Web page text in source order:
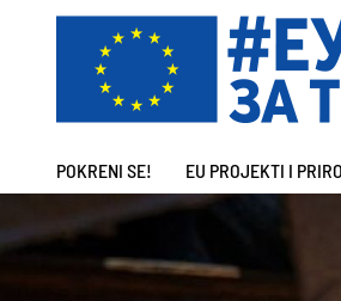
POKRENI SE! EU PROJEKTI I